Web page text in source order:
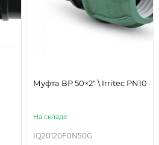
Муфта ВР 50×2" \ Irritec PN10
На складе
IQ20120F0N50G